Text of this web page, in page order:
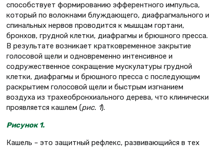
способствует формированию эфферентного импульса,
который по волокнами блуждающего, диафрагмального и
спинальных нервов проводится к мышцам гортани,
бронхов, грудной клетки, диафрагмы и брюшного пресса.
В результате возникает кратковременное закрытие
голосовой щели и одновременно интенсивное и
содружественное сокращение мускулатуры грудной
клетки, диафрагмы и брюшного пресса с последующим
раскрытием голосовой щели и быстрым изгнанием
воздуха из трахеобронхиального дерева, что клинически
проявляется кашлем (рис. 1).
Рисунок 1.
Кашель – это защитный рефлекс, развивающийся в тех